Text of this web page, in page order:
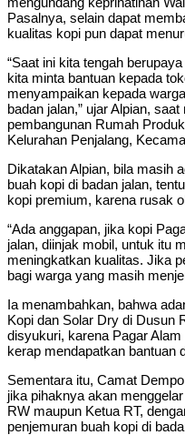
Pasalnya, selain dapat
kualitas kopi pun dapat
“Saat ini kita tengah
kita minta bantuan kepada
menyampaikan kepada
badan jalan,” ujar Alpian,
pembangunan Rumah
Kelurahan Penjalang,
Dikatakan Alpian, bila masih
buah kopi di badan jalan,
kopi premium, karena rusak
“Ada anggapan, jika kopi
jalan, diinjak mobil, untuk itu
meningkatkan kualitas. Jika
bagi warga yang masih
Ia menambahkan, bahwa
Kopi dan Solar Dry di Dusun
disyukuri, karena Pagar
kerap mendapatkan bantuan
Sementara itu, Camat
jika pihaknya akan
RW maupun Ketua RT,
penjemuran buah kopi di